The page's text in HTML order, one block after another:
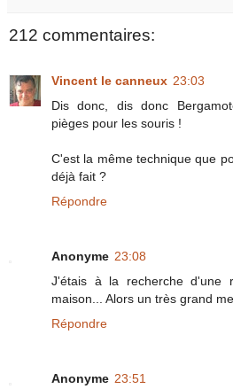
212 commentaires:
Vincent le canneux 23:03
Dis donc, dis donc
pièges pour les souris !
C'est la même technique que
déjà fait ?
Répondre
Anonyme 23:08
J'étais à la recherche d'une
maison... Alors un très grand
Répondre
Anonyme 23:51